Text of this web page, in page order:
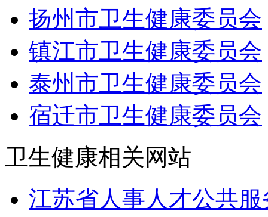
扬州市卫生健康委员会
镇江市卫生健康委员会
泰州市卫生健康委员会
宿迁市卫生健康委员会
卫生健康相关网站
江苏省人事人才公共服